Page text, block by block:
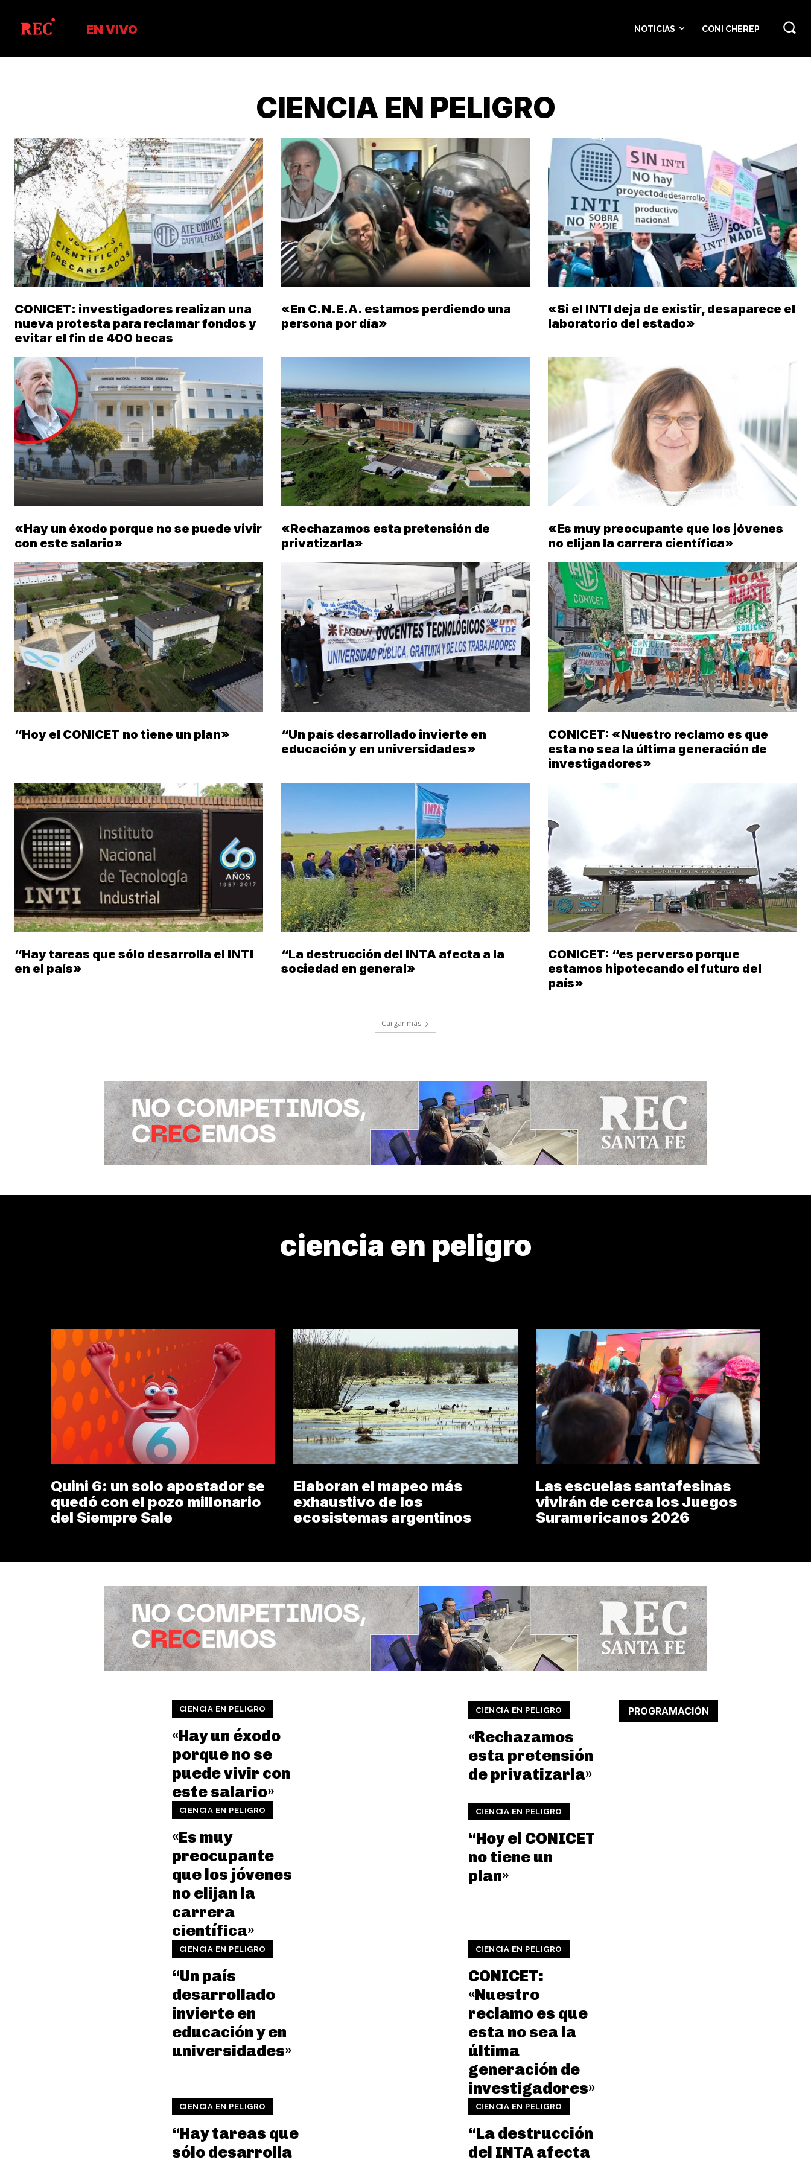
EN VIVO NOTICIAS CONI CHEREP
CIENCIA EN PELIGRO
CONICET: investigadores realizan una
nueva protesta para reclamar fondos y
evitar el fin de 400 becas
«En C.N.E.A. estamos perdiendo una
persona por día»
«Si el INTI deja de existir, desaparece el
laboratorio del estado»
«Hay un éxodo porque no se puede vivir
con este salario»
«Rechazamos esta pretensión de
privatizarla»
«Es muy preocupante que los jóvenes
no elijan la carrera científica»
“Hoy el CONICET no tiene un plan»
“Un país desarrollado invierte en
educación y en universidades»
CONICET: «Nuestro reclamo es que
esta no sea la última generación de
investigadores»
“Hay tareas que sólo desarrolla el INTI
en el país»
“La destrucción del INTA afecta a la
sociedad en general»
CONICET: “es perverso porque
estamos hipotecando el futuro del
país»
Cargar más
ciencia en peligro
Quini 6: un solo apostador se
quedó con el pozo millonario
del Siempre Sale
Elaboran el mapeo más
exhaustivo de los
ecosistemas argentinos
Las escuelas santafesinas
vivirán de cerca los Juegos
Suramericanos 2026
CIENCIA EN PELIGRO
«Hay un éxodo
porque no se
puede vivir con
este salario»
CIENCIA EN PELIGRO
«Rechazamos
esta pretensión
de privatizarla»
CIENCIA EN PELIGRO
«Es muy
preocupante
que los jóvenes
no elijan la
carrera
científica»
CIENCIA EN PELIGRO
“Hoy el CONICET
no tiene un
plan»
CIENCIA EN PELIGRO
“Un país
desarrollado
invierte en
educación y en
universidades»
CIENCIA EN PELIGRO
CONICET:
«Nuestro
reclamo es que
esta no sea la
última
generación de
investigadores»
CIENCIA EN PELIGRO
“Hay tareas que
sólo desarrolla
CIENCIA EN PELIGRO
“La destrucción
del INTA afecta
PROGRAMACIÓN